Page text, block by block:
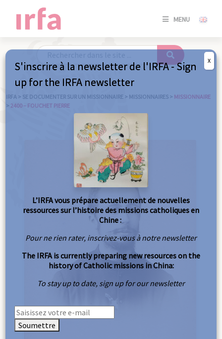
MENU
SE
/
IRFA > SE DOCUMENTER SUR UN MISSIONNAIRE > MISSIONNAIRES > MISSIONNAIRE
> 2400 – FOUCHET PIERRE
S'inscrire à la newsletter de l'IRFA - Sign
up for the IRFA newsletter
L’IRFA vous prépare actuellement de nouvelles
ressources sur l’histoire des missions catholiques en
Chine :
Pour ne rien rater, inscrivez-vous à notre newsletter
The IRFA is currently preparing new resources on the
history of Catholic missions in China:
To stay up to date, sign up for our newsletter
Soumettre
X